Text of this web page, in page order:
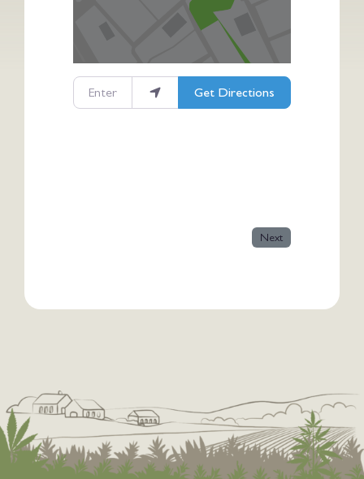
Enter your location
Get Directions
Next